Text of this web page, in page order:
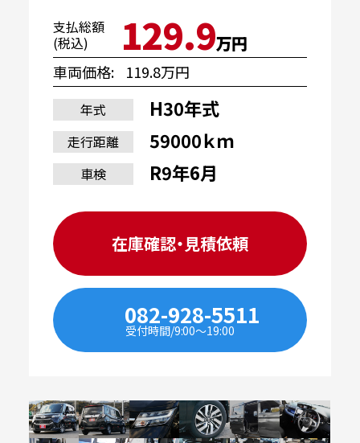
支払総額
(税込)
129.9万円
車両価格 119.8万円
年式 H30年式
走行距離 59000ｋｍ
車検 R9年6月
在庫確認・見積依頼
082-928-5511
受付時間/9:00〜19:00